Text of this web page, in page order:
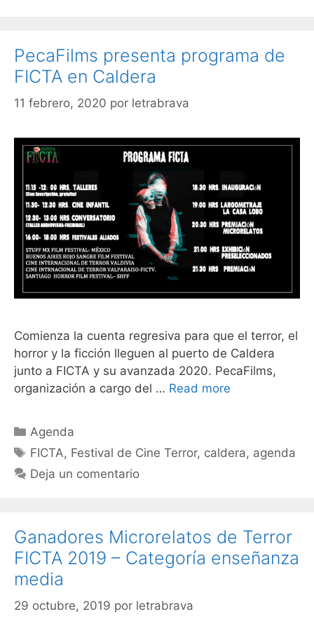
PecaFilms presenta programa de
FICTA en Caldera
11 febrero, 2020 por letrabrava
Comienza la cuenta regresiva para que el terror, el
horror y la ficción lleguen al puerto de Caldera
junto a FICTA y su avanzada 2020. PecaFilms,
organización a cargo del … Read more
Agenda
FICTA, Festival de Cine Terror, caldera, agenda
Deja un comentario
Ganadores Microrelatos de Terror
FICTA 2019 – Categoría enseñanza
media
29 octubre, 2019 por letrabrava